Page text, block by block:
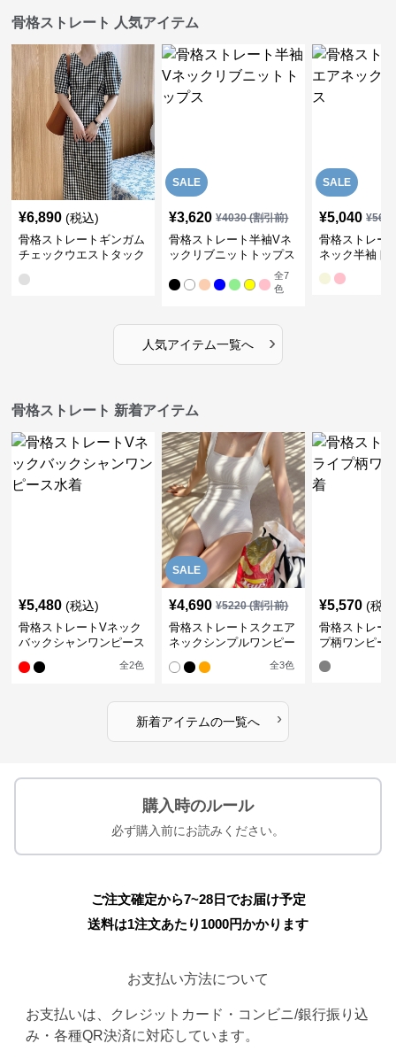
骨格ストレート 人気アイテム
¥6,890 (税込)
骨格ストレートギンガム
チェックウエストタック
SALE
¥3,620 ¥4030(割引前)
骨格ストレート半袖Vネ
ックリブニットトップス
全7
色
SALE
¥5,040 ¥
骨格ストレー
ネック半袖ト
人気アイテム一覧へ ›
骨格ストレート 新着アイテム
¥5,480 (税込)
骨格ストレートVネック
バックシャンワンピース
全2色
SALE
¥4,690 ¥5220(割引前)
骨格ストレートスクエア
ネックシンプルワンピー
全3色
¥5,570 (税
骨格ストレー
プ柄ワンピー
新着アイテムの一覧へ ›
購入時のルール
必ず購入前にお読みください。
ご注文確定から7~28日でお届け予定
送料は1注文あたり 1000円かかります
お支払い方法について
お支払いは、クレジットカード・コンビニ/銀行振り込
み・各種QR決済に対応しています。